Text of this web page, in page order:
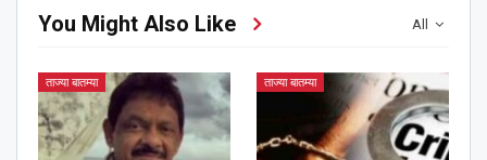
All
You Might Also Like
ताज्या बातम्या ताज्या बातम्या